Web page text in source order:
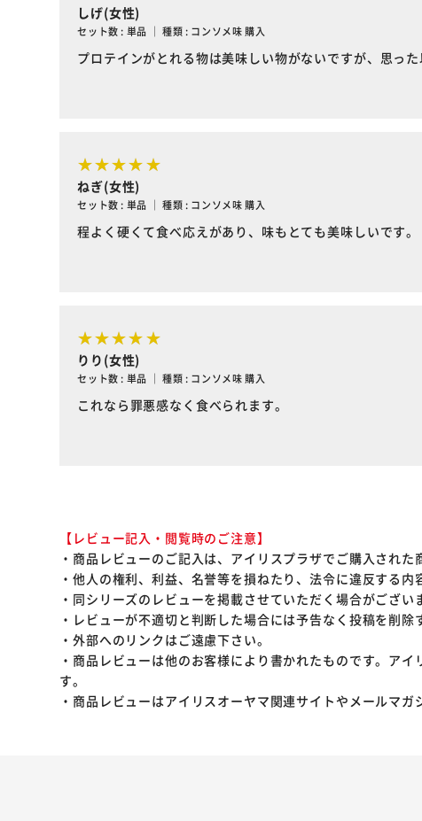
しげ(女性)
セット数 : 単品 ｜ 種類 : コンソメ味 購入
プロテインがとれる物は美味しい物がないですが、思っ
ねぎ(女性)
セット数 : 単品 ｜ 種類 : コンソメ味 購入
程よく硬くて食べ応えがあり、味もとても美味しいです。
りり(女性)
セット数 : 単品 ｜ 種類 : コンソメ味 購入
これなら罪悪感なく食べられます。
【レビュー記入・閲覧時のご注意】
・商品レビューのご記入は、アイリスプラザでご購入され
・他人の権利、利益、名誉等を損ねたり、法令に違反する
・同シリーズのレビューを掲載させていただく場合がござい
・レビューが不適切と判断した場合には予告なく投稿を削除
・外部へのリンクはご遠慮下さい。
・商品レビューは他のお客様により書かれたものです。ア
す。
・商品レビューはアイリスオーヤマ関連サイトやメールマ